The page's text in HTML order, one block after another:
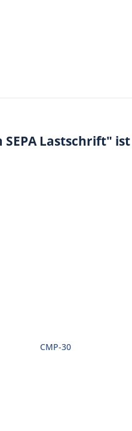
Lastschrift"
CMP-30